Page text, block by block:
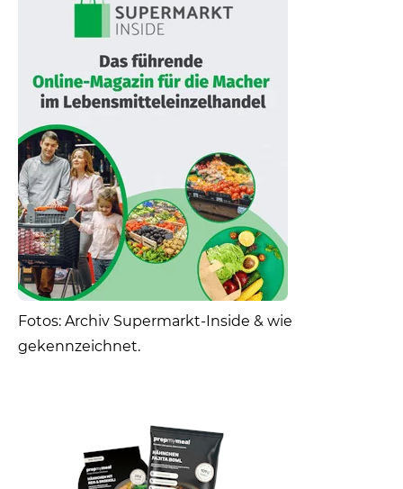
Fotos: Archiv Supermarkt-Inside & wie
gekennzeichnet.